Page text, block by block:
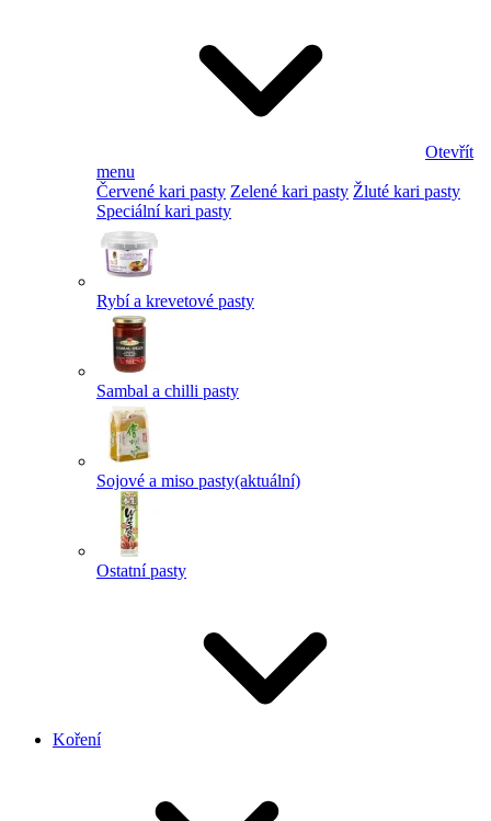
Otevřít
menu
Červené kari pasty Zelené kari pasty Žluté kari pasty
Speciální kari pasty
Rybí a krevetové pasty
Sambal a chilli pasty
Sojové a miso pasty(aktuální)
Ostatní pasty
Koření